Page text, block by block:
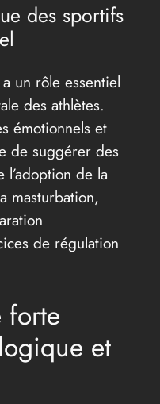
des sportifs
un rôle essentiel
des athlètes.
émotionnels et
de suggérer des
de la
masturbation,
de régulation
forte
et